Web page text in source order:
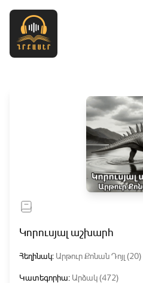
Կորուսյալ աշխարհ
Հեղինակ: Արթուր Քոնան Դոյլ (20)
Կատեգորիա: Արձակ (472)